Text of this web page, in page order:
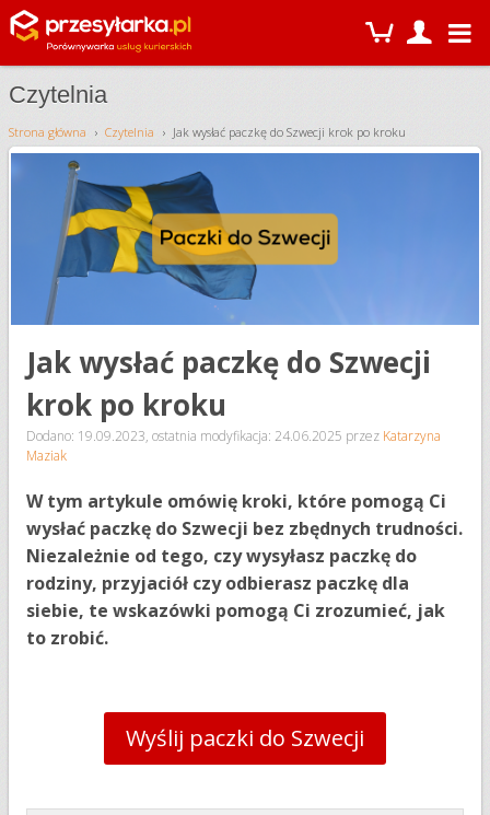
Czytelnia
Strona główna Czytelnia Jak wysłać paczkę do Szwecji krok po kroku
Jak wysłać paczkę do Szwecji
krok po kroku
Dodano: 19.09.2023, ostatnia modyfikacja: 24.06.2025 przez Katarzyna
Maziak
W tym artykule omówię kroki, które pomogą Ci
wysłać paczkę do Szwecji bez zbędnych trudności.
Niezależnie od tego, czy wysyłasz paczkę do
rodziny, przyjaciół czy odbierasz paczkę dla
siebie, te wskazówki pomogą Ci zrozumieć, jak
to zrobić.
Wyślij paczki do Szwecji